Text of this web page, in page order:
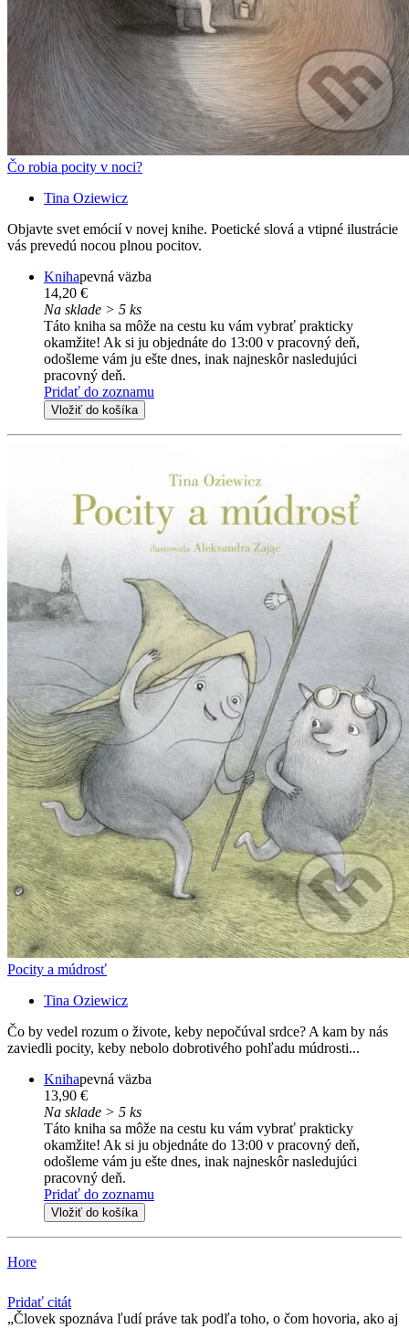
Čo robia pocity v noci?
Tina Oziewicz
Objavte svet emócií v novej knihe. Poetické slová a vtipné ilustrácie
vás prevedú nocou plnou pocitov.
Knihapevná väzba
14,20 €
Na sklade > 5 ks
Táto kniha sa môže na cestu ku vám vybrať prakticky
okamžite! Ak si ju objednáte do 13:00 v pracovný deň,
odošleme vám ju ešte dnes, inak najneskôr nasledujúci
pracovný deň.
Pridať do zoznamu
Vložiť do košíka
Pocity a múdrosť
Tina Oziewicz
Čo by vedel rozum o živote, keby nepočúval srdce? A kam by nás
zaviedli pocity, keby nebolo dobrotivého pohľadu múdrosti...
Knihapevná väzba
13,90 €
Na sklade > 5 ks
Táto kniha sa môže na cestu ku vám vybrať prakticky
okamžite! Ak si ju objednáte do 13:00 v pracovný deň,
odošleme vám ju ešte dnes, inak najneskôr nasledujúci
pracovný deň.
Pridať do zoznamu
Vložiť do košíka
Hore
Pridať citát
Človek spoznáva ľudí práve tak podľa toho, o čom hovoria, ako aj